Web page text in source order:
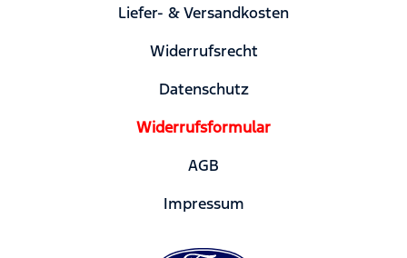
Liefer- & Versandkosten
Widerrufsrecht
Datenschutz
Widerrufsformular
AGB
Impressum